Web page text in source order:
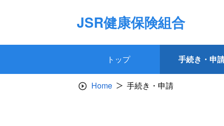
JSR健康保険組合
トップ 手続き・申
Home 手続き・申請